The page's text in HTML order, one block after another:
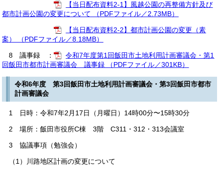
【当日配布資料2-1】風越公園の再整備方針及び
都市計画公園の変更について （PDFファイル／2.73MB）
【当日配布資料2-2】都市計画公園の変更（素
案） （PDFファイル／8.18MB）
8 議事録 ：
令和7年度第1回飯田市土地利用計画審議会・第1
回飯田市都市計画審議会 議事録 （PDFファイル／301KB）
令和6年度 第3回飯田市土地利用計画審議会・第3回飯田市都市
計画審議会
1 日時：令和7年2月17日（月曜日）14時00分〜15時30分
2 場所：飯田市役所C棟 3階 C311・312・313会議室
3 協議事項（勉強会）
（1）川路地区計画の変更について